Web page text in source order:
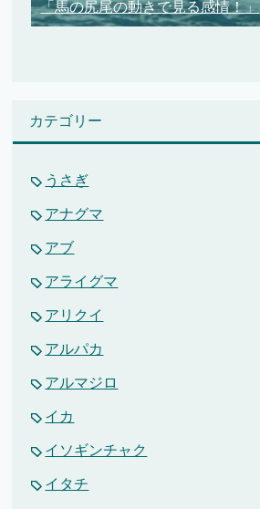
「馬の尻尾の動きで見る感情！」
カテゴリー
うさぎ
アナグマ
アブ
アライグマ
アリクイ
アルパカ
アルマジロ
イカ
イソギンチャク
イタチ